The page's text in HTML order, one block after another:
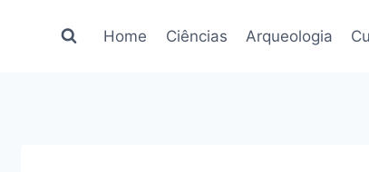
Home Ciências Arqueologia